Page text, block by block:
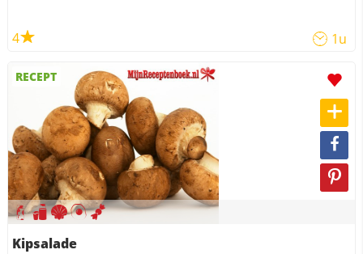
4 1u
RECEPT
Kipsalade